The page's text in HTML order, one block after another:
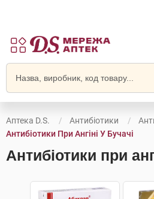
Аптека D.S. Антибіотики
Антибіотики При Ангіні У Бучачі
Антибіотики при